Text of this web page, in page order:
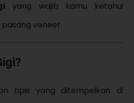
yang wajib kamu ketahui
veneer.
tipis yang ditempelkan di